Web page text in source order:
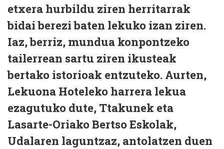
etxera hurbildu ziren herritarrak
bidai berezi baten lekuko izan ziren.
Iaz, berriz, mundua konpontzeko
tailerrean sartu ziren ikusteak
bertako istorioak entzuteko. Aurten,
Lekuona Hoteleko harrera lekua
ezagutuko dute, Ttakunek eta
Lasarte-Oriako Bertso Eskolak,
Udalaren laguntzaz, antolatzen duen